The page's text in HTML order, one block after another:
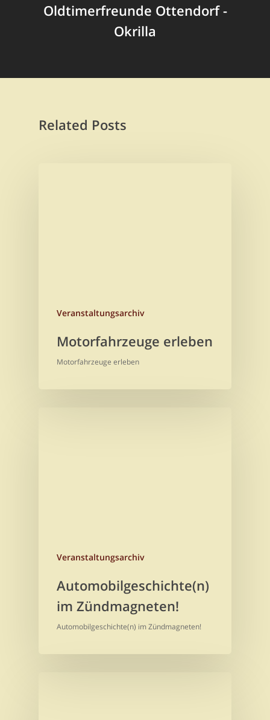
Oldtimerfreunde Ottendorf -
Okrilla
Related Posts
Veranstaltungsarchiv
Motorfahrzeuge erleben
Motorfahrzeuge erleben
Veranstaltungsarchiv
Automobilgeschichte(n)
im Zündmagneten!
Automobilgeschichte(n) im Zündmagneten!